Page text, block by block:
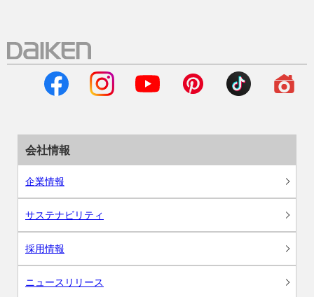
会社情報
企業情報
サステナビリティ
採用情報
ニュースリリース